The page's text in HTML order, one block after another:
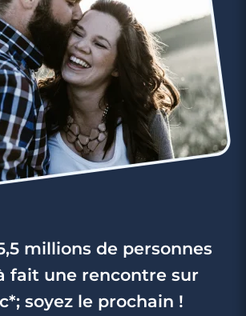
Lillers
millions de personnes
fait une rencontre sur
soyez le prochain !